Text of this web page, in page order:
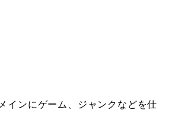
インにゲーム、ジャンクなどを仕